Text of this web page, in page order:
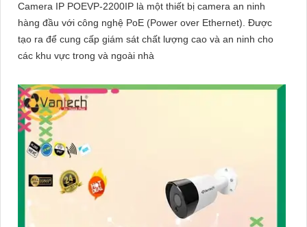
Camera IP POEVP-2200IP là một thiết bị camera an ninh
hàng đầu với công nghệ PoE (Power over Ethernet). Được
tạo ra để cung cấp giám sát chất lượng cao và an ninh cho
các khu vực trong và ngoài nhà